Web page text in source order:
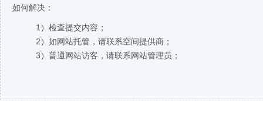
如何解决：
1）检查提交内容；
2）如网站托管，请联系空间提供商；
3）普通网站访客，请联系网站管理员；